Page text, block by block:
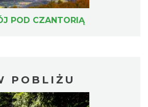
POD CZANTORIĄ
POBLIŻU